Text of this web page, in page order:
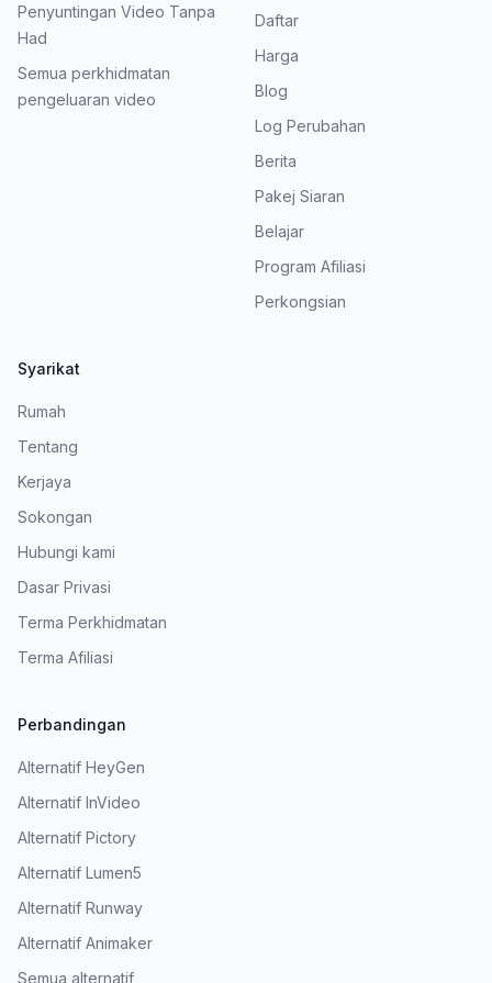
Penyuntingan Video Tanpa
Had
Semua perkhidmatan
pengeluaran video
Daftar
Harga
Blog
Log Perubahan
Berita
Pakej Siaran
Belajar
Program Afiliasi
Perkongsian
Syarikat
Rumah
Tentang
Kerjaya
Sokongan
Hubungi kami
Dasar Privasi
Terma Perkhidmatan
Terma Afiliasi
Perbandingan
Alternatif HeyGen
Alternatif InVideo
Alternatif Pictory
Alternatif Lumen5
Alternatif Runway
Alternatif Animaker
Semua alternatif